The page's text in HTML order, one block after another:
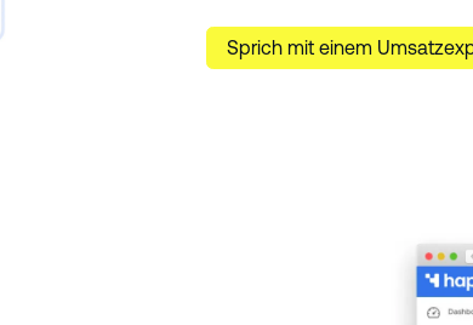
Sprich mit einem